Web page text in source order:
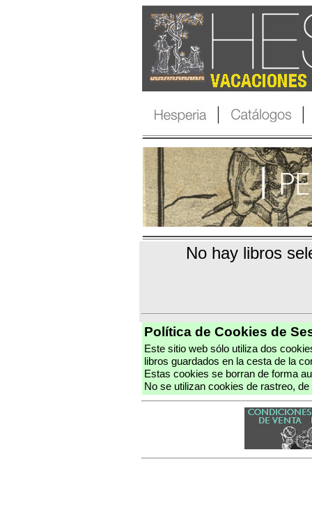
No hay libros
Política de Cookies de
Este sitio web sólo utiliza dos
libros guardados en la cesta de la
Estas cookies se borran de forma
No se utilizan cookies de rastreo,